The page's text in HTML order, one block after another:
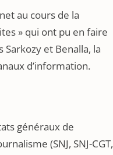
au cours de la
» qui ont pu en faire
Sarkozy et Benalla, la
d’information.
généraux de
(SNJ, SNJ-CGT,